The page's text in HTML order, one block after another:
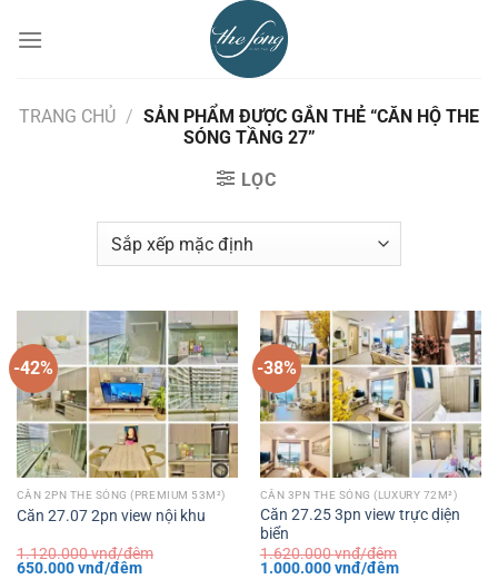
đến
TRANG CHỦ / SẢN PHẨM ĐƯỢC GẮN THẺ “CĂN HỘ THE
SÓNG TẦNG 27”
LỌC
-42%
CĂN 2PN THE SÓNG (PREMIUM 53M²)
Căn 27.07 2pn view nội khu
1.120.000vnđ/đêm
Giá
650.000vnđ/đêmGiá
-38%
CĂN 3PN THE SÓNG (LUXURY 72M²)
Căn 27.25 3pn view trực diện
biển
1.620.000vnđ/đêm
Giá
1.000.000vnđ/đêmGiá